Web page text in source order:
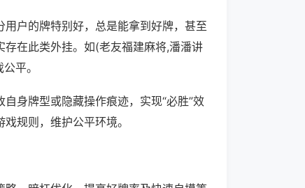
户的牌特别好，总是能拿到好牌，甚至
在此类外挂。如(老友福建麻将,潘潘讲
平。
身牌型或隐藏操作痕迹，实现“必胜”效
规则，维护公平环境。